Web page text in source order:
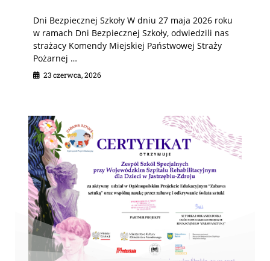
Dni Bezpiecznej Szkoły W dniu 27 maja 2026 roku
w ramach Dni Bezpiecznej Szkoły, odwiedzili nas
strażacy Komendy Miejskiej Państwowej Straży
Pożarnej …
23 czerwca, 2026